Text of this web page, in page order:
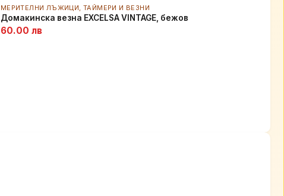
МЕРИТЕЛНИ ЛЪЖИЦИ, ТАЙМЕРИ И ВЕЗНИ
Домакинска везна EXCELSA VINTAGE, бежов
60.00 лв